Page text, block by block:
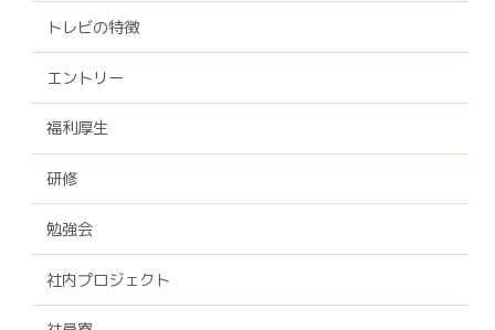
トレビの特徴
エントリー
福利厚生
研修
勉強会
社内プロジェクト